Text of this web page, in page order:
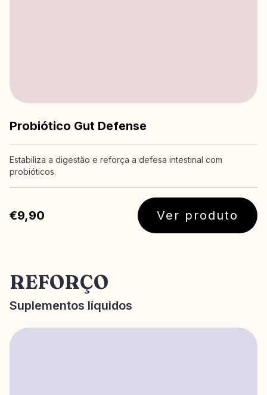
Probiótico Gut Defense
Estabiliza a digestão e reforça a defesa intestinal com
probióticos.
€9,90 Ver produto
REFORÇO
Suplementos líquidos